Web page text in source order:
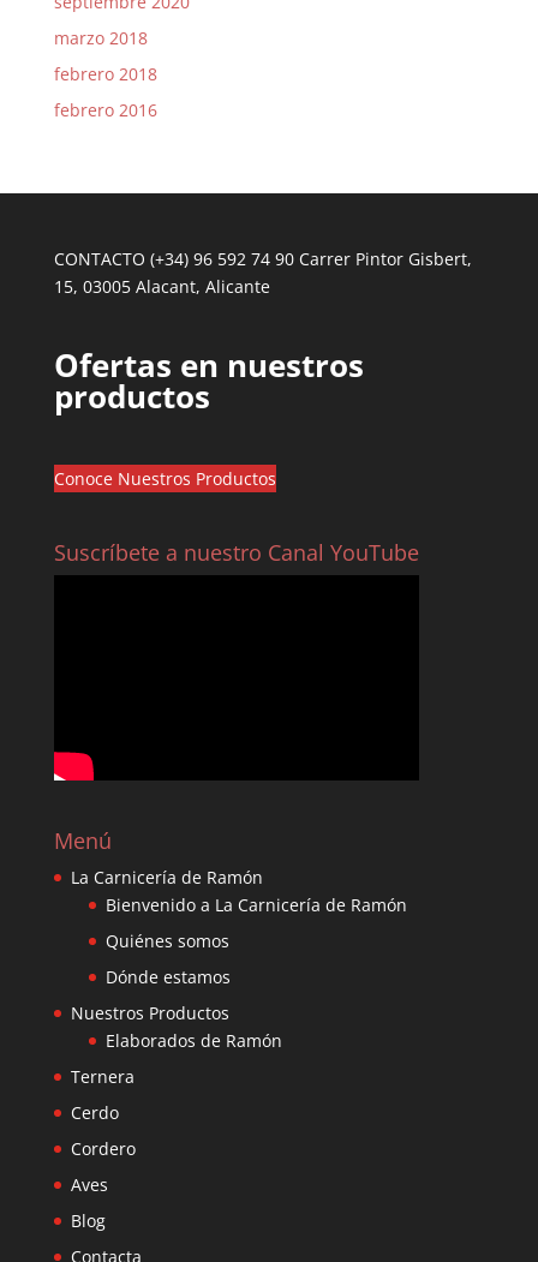
marzo 2018
febrero 2018
febrero 2016
CONTACTO (+34) 96 592 74 90 Carrer Pintor Gisbert,
15, 03005 Alacant, Alicante
Ofertas en nuestros
productos
Conoce Nuestros Productos
Suscríbete a nuestro Canal YouTube
Menú
La Carnicería de Ramón
Bienvenido a La Carnicería de Ramón
Quiénes somos
Dónde estamos
Nuestros Productos
Elaborados de Ramón
Ternera
Cerdo
Cordero
Aves
Blog
Contacta